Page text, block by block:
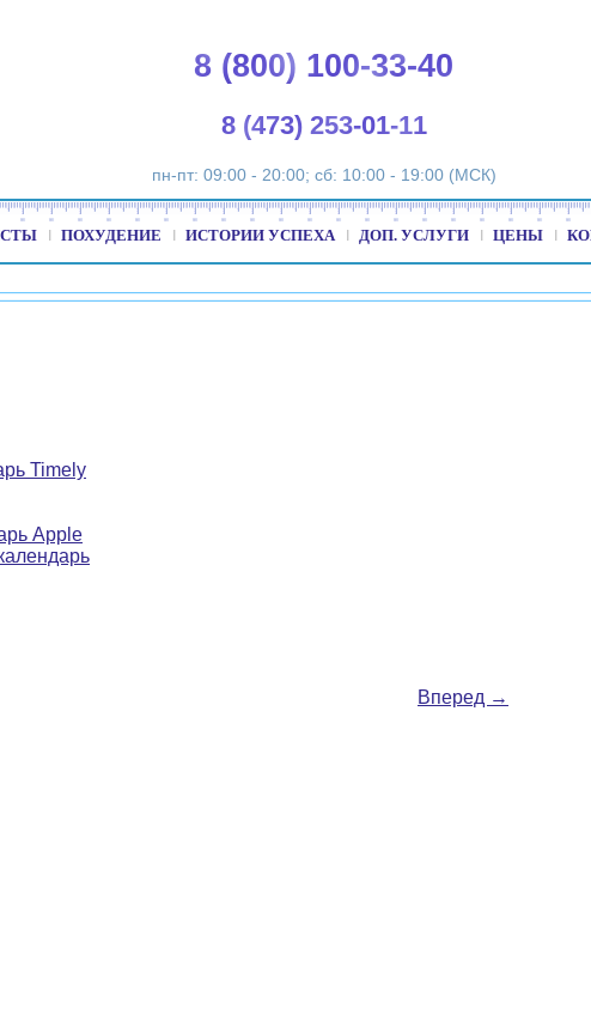
8 (800) 100-33-40
8 (473) 253-01-11
пн-пт: 09:00 - 20:00; сб: 10:00 - 19:00 (МСК)
ПОХУДЕНИЕ ИСТОРИИ УСПЕХА ДОП. УСЛУГИ ЦЕНЫ
Timely
Apple
Вперед →